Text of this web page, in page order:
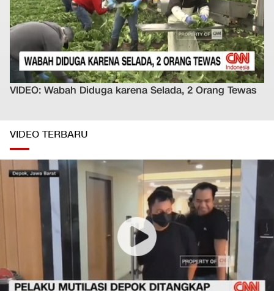
VIDEO: Wabah Diduga karena Selada, 2 Orang Tewas
VIDEO TERBARU